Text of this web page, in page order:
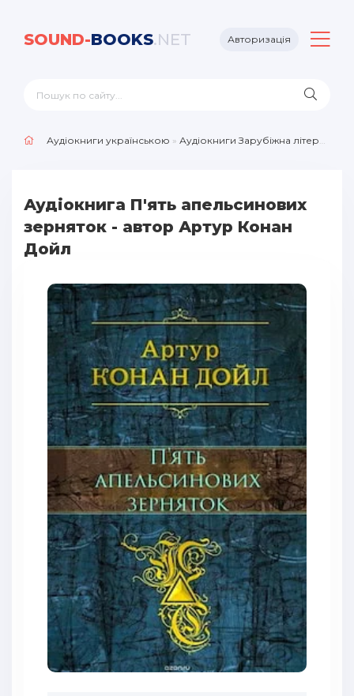
SOUND-BOOKS.NET Авторизація
Аудіокниги українською » Аудіокниги Зарубіжна література
Аудіокнига П'ять апельсинових
зерняток - автор Артур Конан
Дойл